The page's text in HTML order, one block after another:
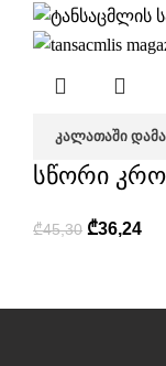
ᲙᲐᲚᲐᲗᲐᲨᲘ
სწორი
₾45,30 ₾36,24